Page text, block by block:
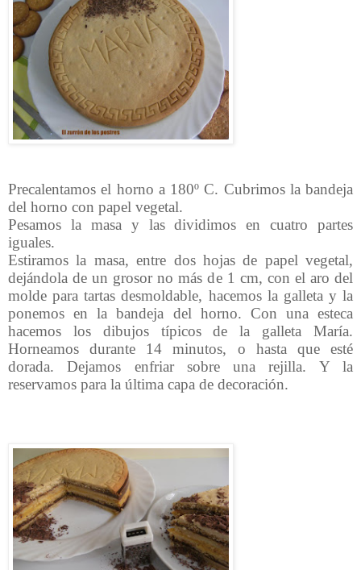
Precalentamos el horno a 180º C. Cubrimos la bandeja
del horno con papel vegetal.
Pesamos la masa y las dividimos en cuatro partes
iguales.
Estiramos la masa, entre dos hojas de papel vegetal,
dejándola de un grosor no más de 1 cm, con el aro del
molde para tartas desmoldable, hacemos la galleta y la
ponemos en la bandeja del horno. Con una esteca
hacemos los dibujos típicos de la galleta María.
Horneamos durante 14 minutos, o hasta que esté
dorada. Dejamos enfriar sobre una rejilla. Y la
reservamos para la última capa de decoración.